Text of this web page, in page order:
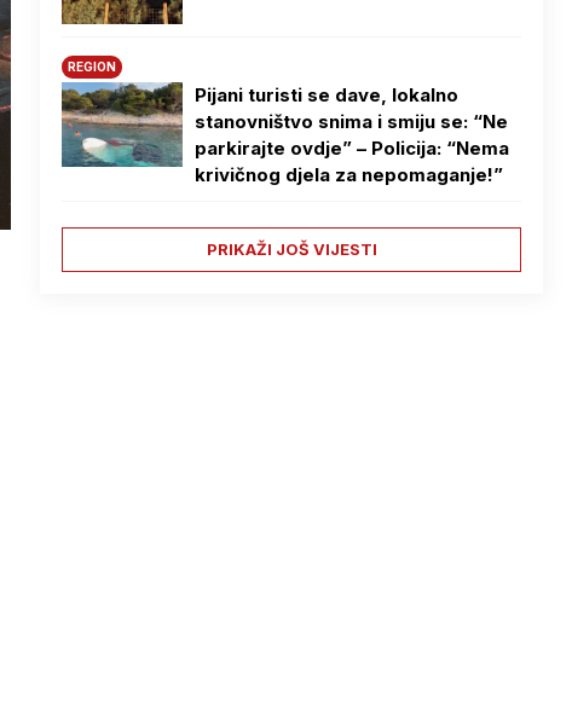
REGION
Pijani turisti se dave, lokalno
stanovništvo snima i smiju se: “Ne
parkirajte ovdje” – Policija: “Nema
krivičnog djela za nepomaganje!”
PRIKAŽI JOŠ VIJESTI